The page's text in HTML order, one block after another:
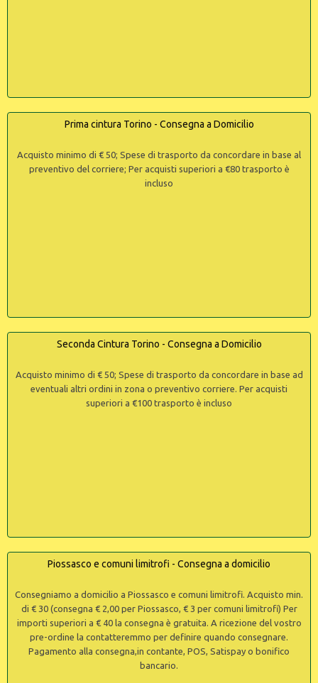
Prima cintura Torino - Consegna a Domicilio
Acquisto minimo di € 50; Spese di trasporto da concordare in base al
preventivo del corriere; Per acquisti superiori a €80 trasporto è
incluso
Seconda Cintura Torino - Consegna a Domicilio
Acquisto minimo di € 50; Spese di trasporto da concordare in base ad
eventuali altri ordini in zona o preventivo corriere. Per acquisti
superiori a €100 trasporto è incluso
Piossasco e comuni limitrofi - Consegna a domicilio
Consegniamo a domicilio a Piossasco e comuni limitrofi. Acquisto min.
di € 30 (consegna € 2,00 per Piossasco, € 3 per comuni limitrofi) Per
importi superiori a € 40 la consegna è gratuita. A ricezione del vostro
pre-ordine la contatteremmo per definire quando consegnare.
Pagamento alla consegna,in contante, POS, Satispay o bonifico
bancario.